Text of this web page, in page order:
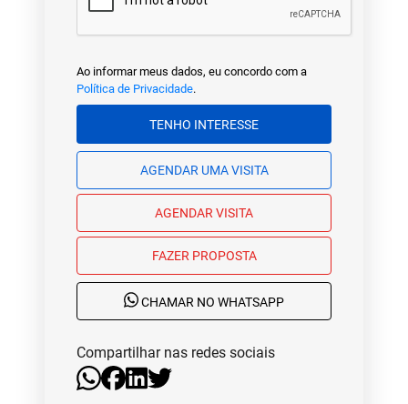
Ao informar meus dados, eu concordo com a
Política de Privacidade.
TENHO INTERESSE
AGENDAR UMA VISITA
AGENDAR VISITA
FAZER PROPOSTA
CHAMAR NO WHATSAPP
Compartilhar nas redes sociais